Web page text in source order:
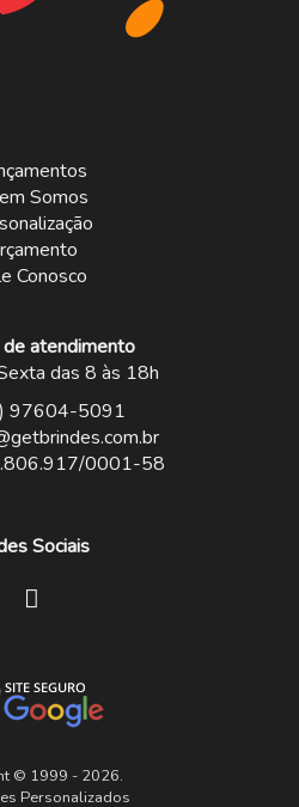
Somos
Conosco
atendimento
das 8 às 18h
97604-5091
0001-58
Sociais
© 1999 - 2026.
Personalizados